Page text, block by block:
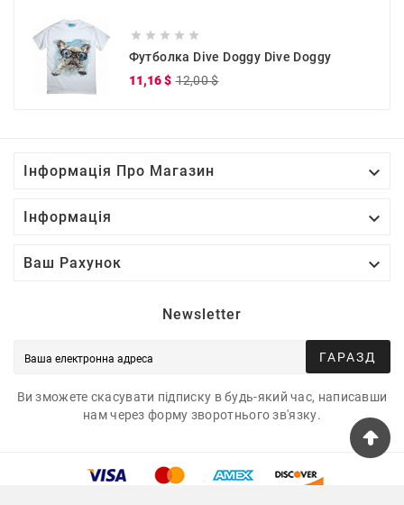
    
Футболка Dive Doggy Dive Doggy
11,16 $ 12,00 $
Інформація Про Магазин 
Інформація 
Ваш Рахунок 
Newsletter
ГАРАЗД
Ви зможете скасувати підписку в будь-який час, написавши
нам через форму зворотнього зв'язку.